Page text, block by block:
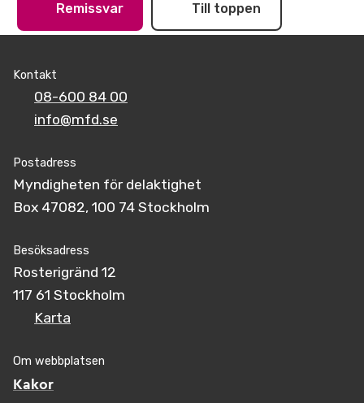
Remissvar Till toppen
Kontakt
08-600 84 00
info@mfd.se
Postadress
Myndigheten för delaktighet
Box 47082, 100 74 Stockholm
Besöksadress
Rosterigränd 12
117 61 Stockholm
Karta
Om webbplatsen
Kakor